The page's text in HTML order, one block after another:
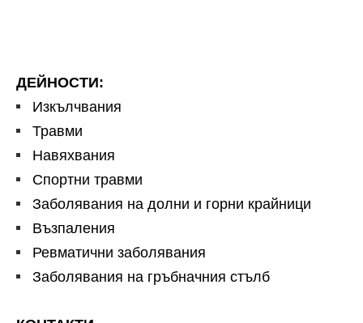
ДЕЙНОСТИ:
Изкълчвания
Травми
Навяхвания
Спортни травми
Заболявания на долни и горни крайници
Възпаления
Ревматични заболявания
Заболявания на гръбначния стълб